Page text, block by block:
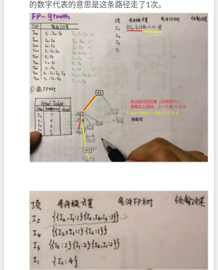
的数字代表的意思是这条路径走了1次。